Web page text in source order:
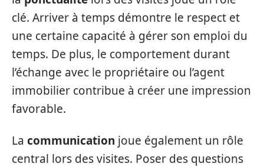
clé. Arriver à temps démontre le respect et
une certaine capacité à gérer son emploi du
temps. De plus, le comportement durant
l’échange avec le propriétaire ou l’agent
immobilier contribue à créer une impression
favorable.
La communication joue également un rôle
central lors des visites. Poser des questions